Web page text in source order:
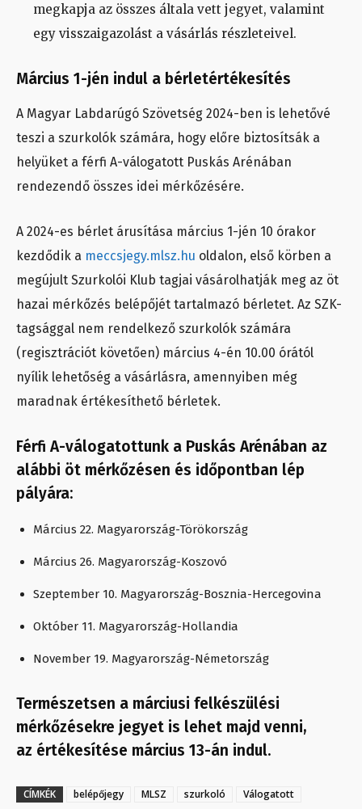
megkapja az összes általa vett jegyet, valamint
egy visszaigazolást a vásárlás részleteivel.
Március 1-jén indul a bérletértékesítés
A Magyar Labdarúgó Szövetség 2024-ben is lehetővé
teszi a szurkolók számára, hogy előre biztosítsák a
helyüket a férfi A-válogatott Puskás Arénában
rendezendő összes idei mérkőzésére.
A 2024-es bérlet árusítása március 1-jén 10 órakor
kezdődik a meccsjegy.mlsz.hu oldalon, első körben a
megújult Szurkolói Klub tagjai vásárolhatják meg az öt
hazai mérkőzés belépőjét tartalmazó bérletet. Az SZK-
tagsággal nem rendelkező szurkolók számára
(regisztrációt követően) március 4-én 10.00 órától
nyílik lehetőség a vásárlásra, amennyiben még
maradnak értékesíthető bérletek.
Férfi A-válogatottunk a Puskás Arénában az
alábbi öt mérkőzésen és időpontban lép
pályára:
Március 22. Magyarország-Törökország
Március 26. Magyarország-Koszovó
Szeptember 10. Magyarország-Bosznia-Hercegovina
Október 11. Magyarország-Hollandia
November 19. Magyarország-Németország
Természetsen a márciusi felkészülési
mérkőzésekre jegyet is lehet majd venni,
az értékesítése március 13-án indul.
CÍMKÉK belépőjegy MLSZ szurkoló
Válogatott